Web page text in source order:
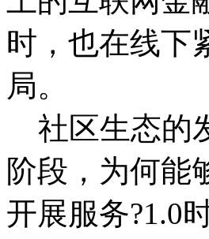
时，也在线下
局。
社区生态的
阶段，为何能
开展服务?1.0